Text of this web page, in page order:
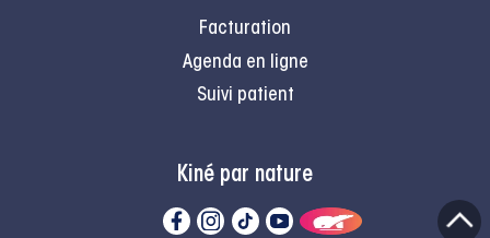
Facturation
Agenda en ligne
Suivi patient
Kiné par nature